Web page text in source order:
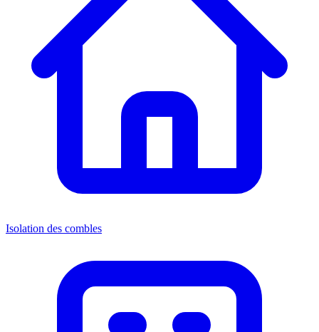
Isolation des combles